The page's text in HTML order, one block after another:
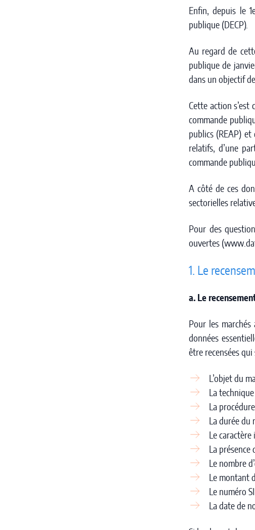
Enfin, depuis le
publique (DECP).
Au regard de
publique de
dans un objectif
Cette action s’est
commande
publics (REAP) et
relatifs, d’une
commande
A côté de ces
sectorielles
Pour des
ouvertes
1. Le
a. Le
Pour les
données
être recensées
L’objet du
La
La
La durée du
Le
La
Le nombre
Le montant
Le numéro
La date de